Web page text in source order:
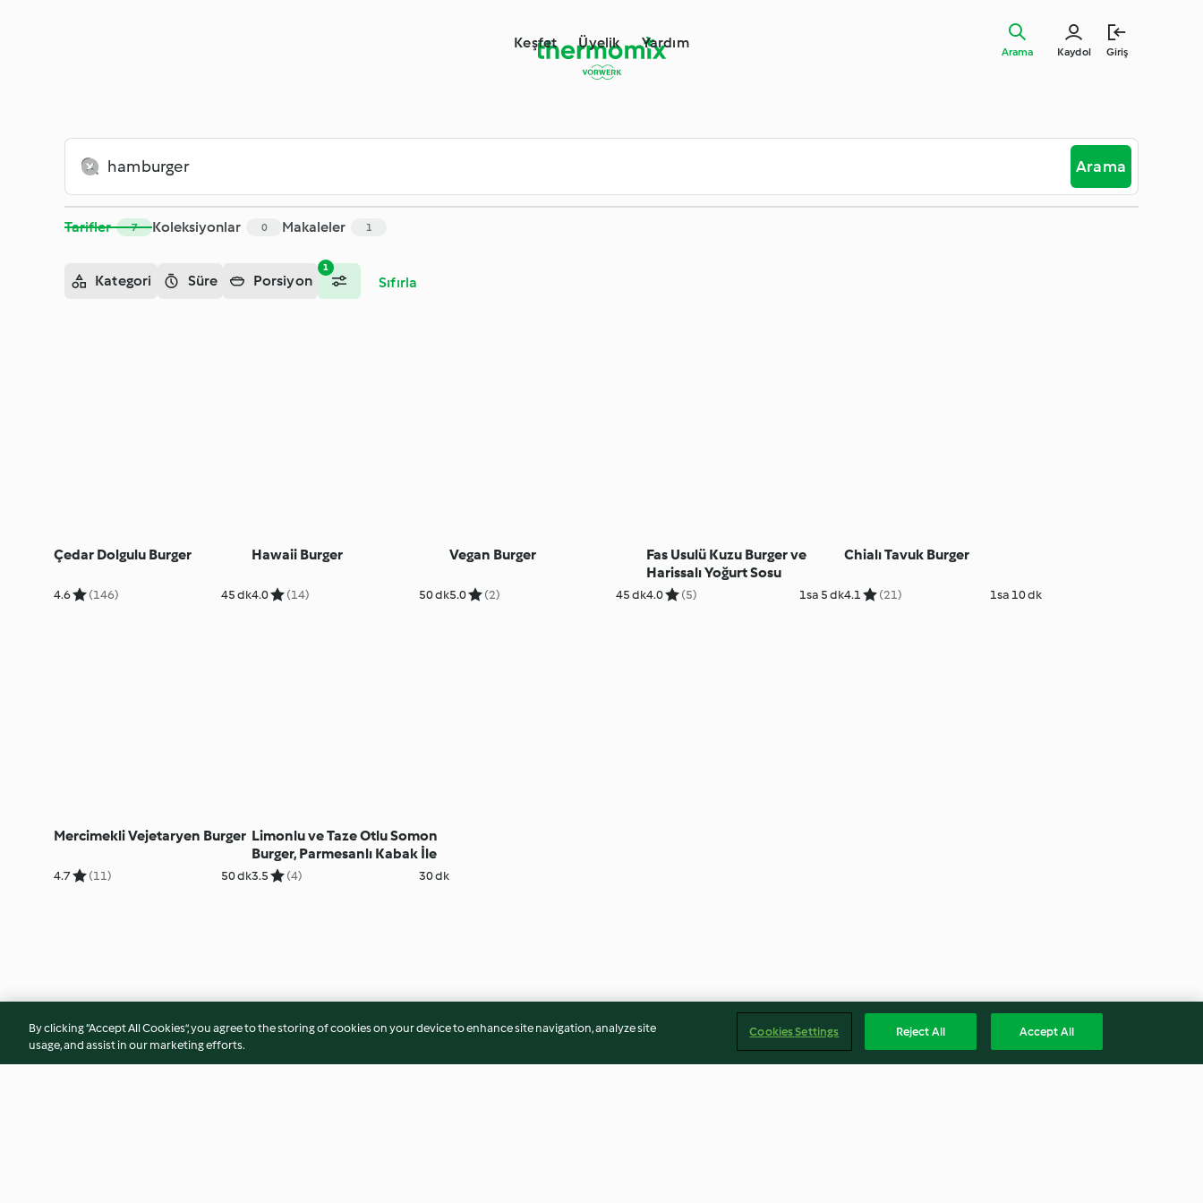
Keşfet Üyelik Yardım
Kaydol Giriş
Arama
Arama
Tarifler 7 Koleksiyonlar 0 Makaleler 1
1
Kategori Süre Porsiyon Sıfırla
Çedar Dolgulu Burger
4.6 (146) 45 dk
Hawaii Burger
4.0 (14) 50 dk
Vegan Burger
5.0 (2) 45 dk
Fas Usulü Kuzu Burger ve
Harissalı Yoğurt Sosu
4.0 (5) 1sa 5 dk
Chialı Tavuk Burger
4.1 (21) 1sa 10 dk
Mercimekli Vejetaryen Burger
4.7 (11) 50 dk
Limonlu ve Taze Otlu Somon
Burger, Parmesanlı Kabak İle
3.5 (4) 30 dk
By clicking “Accept All Cookies”, you agree to the storing of cookies on your device to enhance site navigation, analyze site
usage, and assist in our marketing efforts.
Cookies Settings Reject All Accept All